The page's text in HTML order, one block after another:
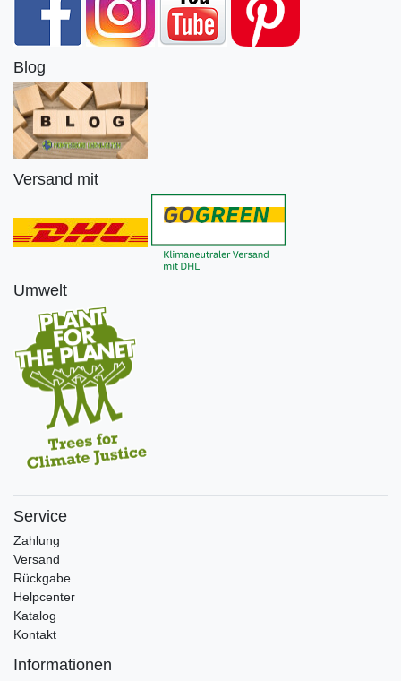
Blog
Versand mit
Umwelt
Service
Zahlung
Versand
Rückgabe
Helpcenter
Katalog
Kontakt
Informationen